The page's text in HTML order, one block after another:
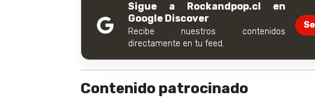
Sigue a Rockandpop.cl en
Google Discover
Recibe nuestros contenidos
directamente en tu feed.
Contenido patrocinado